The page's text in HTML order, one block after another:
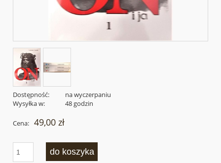
Dostępność:
na wyczerpaniu
Wysyłka w:
48 godzin
Cena: 49,00 zł
do koszyka